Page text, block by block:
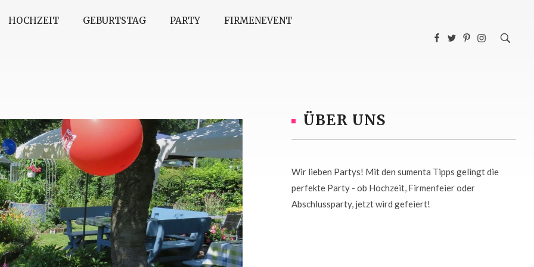
HOCHZEIT GEBURTSTAG PARTY FIRMENEVENT
ÜBER UNS
Wir lieben Partys! Mit den sumenta Tipps gelingt die
perfekte Party - ob Hochzeit, Firmenfeier oder
Abschlussparty, jetzt wird gefeiert!